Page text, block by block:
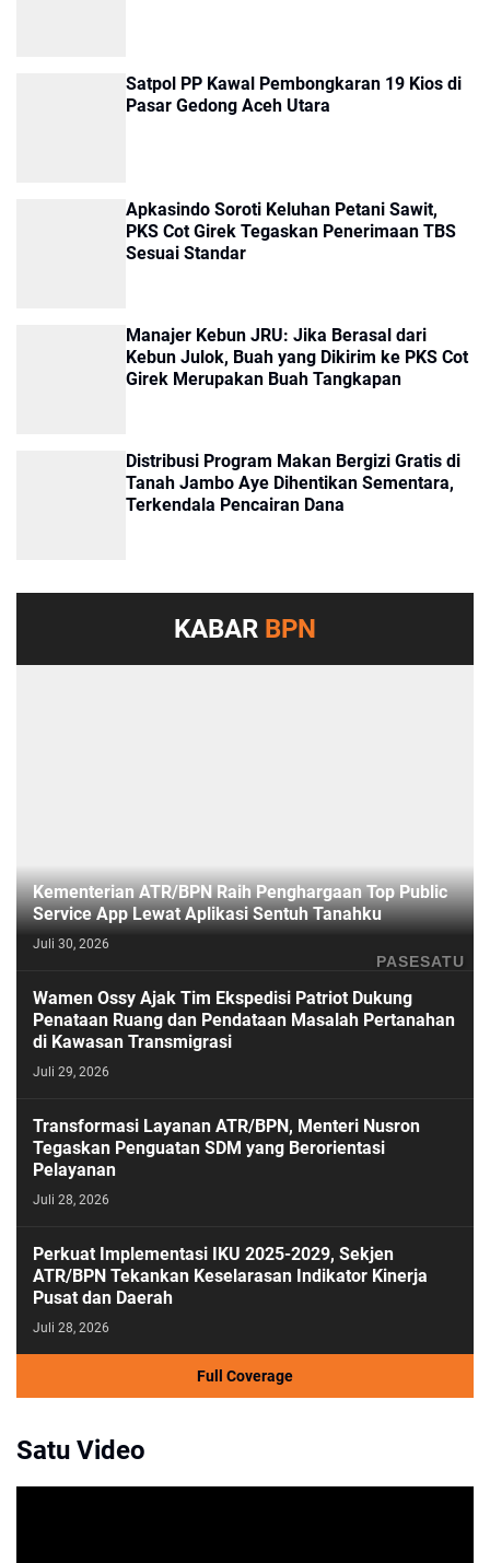
Satpol PP Kawal Pembongkaran 19 Kios di
Pasar Gedong Aceh Utara
Apkasindo Soroti Keluhan Petani Sawit,
PKS Cot Girek Tegaskan Penerimaan TBS
Sesuai Standar
Manajer Kebun JRU: Jika Berasal dari
Kebun Julok, Buah yang Dikirim ke PKS Cot
Girek Merupakan Buah Tangkapan
Distribusi Program Makan Bergizi Gratis di
Tanah Jambo Aye Dihentikan Sementara,
Terkendala Pencairan Dana
KABAR BPN
PASESATU
Kementerian ATR/BPN Raih Penghargaan Top Public
Service App Lewat Aplikasi Sentuh Tanahku
Juli 30, 2026
Wamen Ossy Ajak Tim Ekspedisi Patriot Dukung
Penataan Ruang dan Pendataan Masalah Pertanahan
di Kawasan Transmigrasi
Juli 29, 2026
Transformasi Layanan ATR/BPN, Menteri Nusron
Tegaskan Penguatan SDM yang Berorientasi
Pelayanan
Juli 28, 2026
Perkuat Implementasi IKU 2025-2029, Sekjen
ATR/BPN Tekankan Keselarasan Indikator Kinerja
Pusat dan Daerah
Juli 28, 2026
Full Coverage
Satu Video